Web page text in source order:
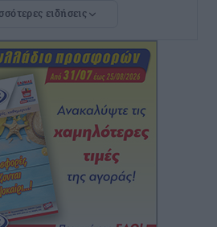
– Εκεί που το καλοκαίρι
ώρες
κατά 34% οι μεταναστευτικές
κέρδισε αποζημίωση 900
ξαπλώστρες στις
του
ειδήσεις